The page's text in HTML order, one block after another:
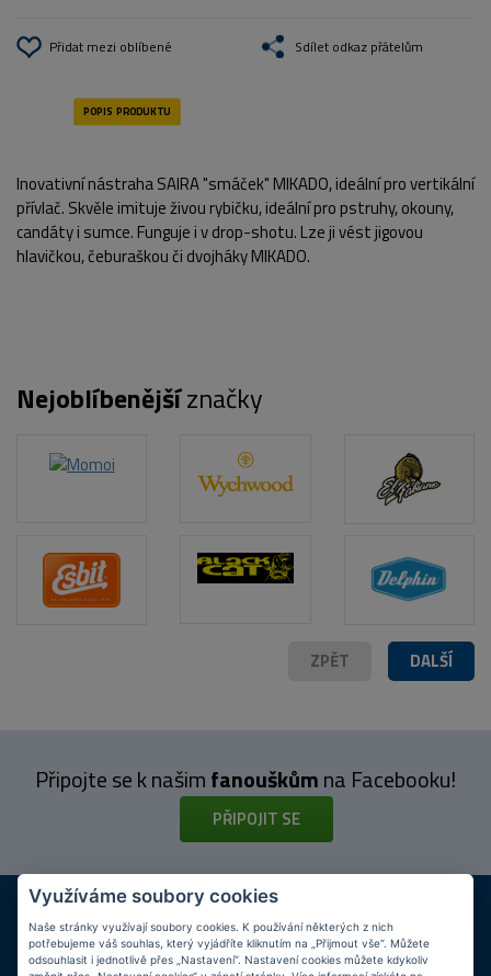
Přidat mezi oblíbené Sdílet odkaz přátelům
POPIS PRODUKTU
Inovativní nástraha SAIRA "smáček" MIKADO, ideální pro vertikální
přívlač. Skvěle imituje živou rybičku, ideální pro pstruhy, okouny,
candáty i sumce. Funguje i v drop-shotu. Lze ji vést jigovou
hlavičkou, čeburaškou či dvojháky MIKADO.
Nejoblíbenějšíznačky
DALŠÍ
ZPĚT
Připojte se k našimfanouškůmna Facebooku!
PŘIPOJIT SE
DOPRAVA ZDARMA
Při nákupu nad 2 000 Kč
KAMENNÉ PRODEJNY
Jsme na trhu více než 10 let
Využíváme soubory cookies
Naše stránky využívají soubory cookies. K používání některých z nich
potřebujeme váš souhlas, který vyjádříte kliknutím na „Přijmout vše“. Můžete
odsouhlasit i jednotlivě přes „Nastavení“. Nastavení cookies můžete kdykoliv